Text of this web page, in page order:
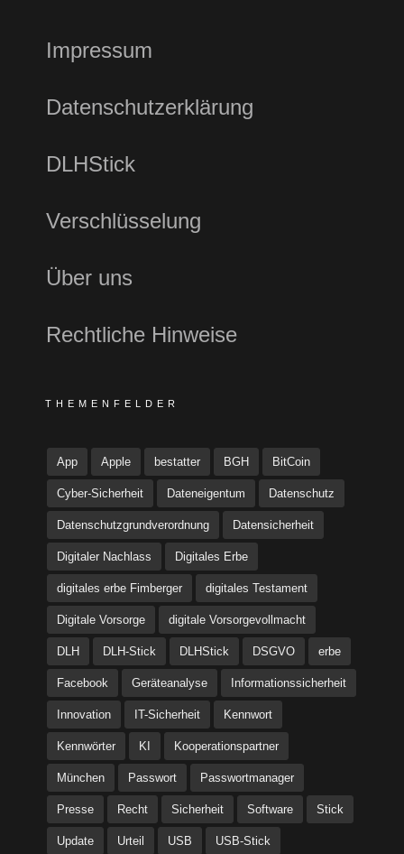
Impressum
Datenschutzerklärung
DLHStick
Verschlüsselung
Über uns
Rechtliche Hinweise
THEMENFELDER
App Apple bestatter BGH BitCoin
Cyber-Sicherheit Dateneigentum Datenschutz
Datenschutzgrundverordnung Datensicherheit
Digitaler Nachlass Digitales Erbe
digitales erbe Fimberger digitales Testament
Digitale Vorsorge digitale Vorsorgevollmacht
DLH DLH-Stick DLHStick DSGVO erbe
Facebook Geräteanalyse Informationssicherheit
Innovation IT-Sicherheit Kennwort
Kennwörter KI Kooperationspartner
München Passwort Passwortmanager
Presse Recht Sicherheit Software Stick
Update Urteil USB USB-Stick